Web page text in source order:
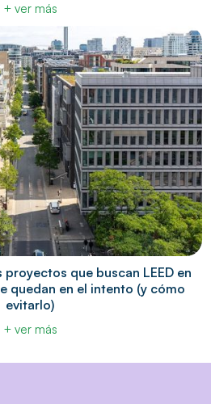
+ ver más
que buscan LEED en
quedan en el intento (y cómo
evitarlo)
+ ver más